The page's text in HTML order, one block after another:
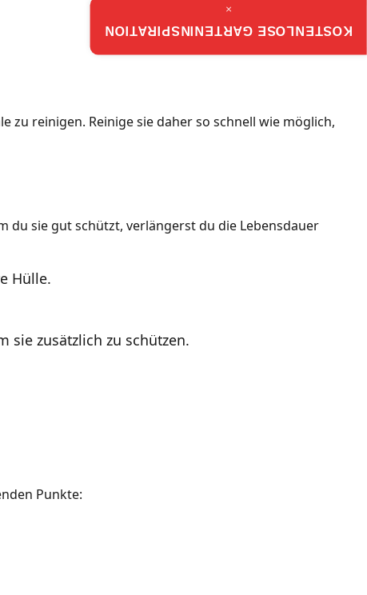
zu reinigen. Reinige sie daher so schnell wie möglich,
du sie gut schützt, verlängerst du die Lebensdauer
Hülle.
sie zusätzlich zu schützen.
Punkte:
KOSTENLOSE GARTENINSPIRATION
×